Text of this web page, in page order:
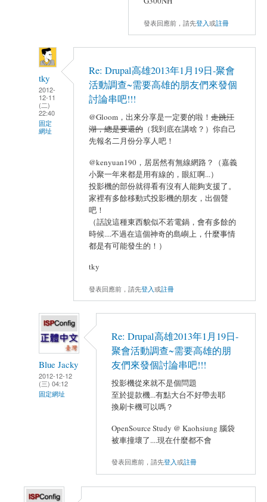
發表回應前，請先登入或註冊
tky
2012-
12-11
(二)
22:40
固定
網址
Re: Drupal高雄2013年1月19日-聚會
活動調查~需要高雄的朋友們來發個
討論串吧!!!
@Gloom，出來分享是一定要的啦！ 走跳江
湖，總是要還的 （我到底在講啥？）你自己
先報名二月份分享人吧！
@kenyuan190，居居然有無線網路？（嘉義
小聚一年來都是用有線的，眼紅啊...）
投影機的部份就得看有沒有人能夠支援了。
家裡有多餘移動式投影機的朋友，出個聲
吧！
（話說這種東西貌似不若電鍋，會有多餘的
時候....不過在這個神奇的島嶼上，什麼事情
都是有可能發生的！）
tky
發表回應前，請先登入或註冊
Blue Jacky
2012-12-12
(三) 04:12
固定網址
Re: Drupal高雄2013年1月19日-
聚會活動調查~需要高雄的朋
友們來發個討論串吧!!!
投影機從來就不是個問題
至於提款機...有點大台不好帶去耶
換刷卡機可以嗎？
OpenSource Study @ Kaohsiung 腦袋
被車撞壞了....現在什麼都不會
發表回應前，請先登入或註冊